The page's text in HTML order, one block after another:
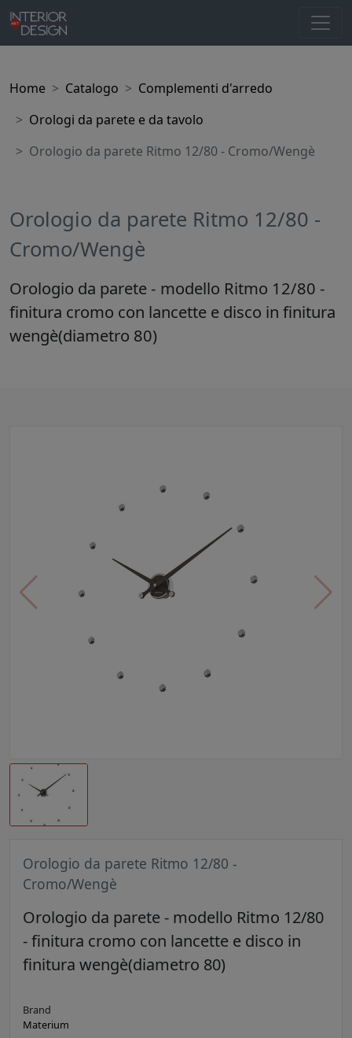
Home Catalogo
Complementi d'arredo
Orologi da parete e da tavolo
Orologio da parete Ritmo 12/80 - Cromo/Wengè
Orologio da parete Ritmo 12/80 -
Cromo/Wengè
Orologio da parete - modello Ritmo 12/80 -
finitura cromo con lancette e disco in finitura
wengè(diametro 80)
Orologio da parete Ritmo 12/80 -
Cromo/Wengè
Orologio da parete - modello Ritmo 12/80
- finitura cromo con lancette e disco in
finitura wengè(diametro 80)
Brand
Materium